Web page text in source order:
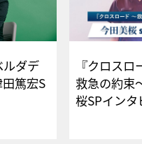
ルダデ
篤宏S
ュー
『クロス
救急の約束
桜SPイ